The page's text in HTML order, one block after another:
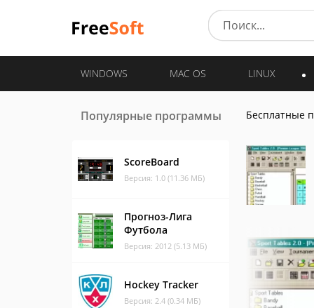
WINDOWS MAC OS LINUX
Популярные программы
ScoreBoard
Версия: 1.0 (11.36 МБ)
Прогноз-Лига
Футбола
Версия: 2012 (5.13 МБ)
Hockey Tracker
Версия: 2.4 (0.34 МБ)
Бесплатные